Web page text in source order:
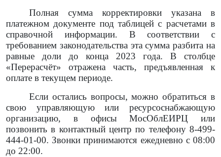
Полная сумма корректировки указана в
платежном документе под таблицей с расчетами в
справочной информации. В соответствии с
требованием законодательства эта сумма разбита на
равные доли до конца 2023 года. В столбце
«Перерасчёт» отражена часть, предъявленная к
оплате в текущем периоде.
Если остались вопросы, можно обратиться в
свою управляющую или ресурсоснабжающую
организацию, в офисы МосОблЕИРЦ или
позвонить в контактный центр по телефону 8-499-
444-01-00. Звонки принимаются ежедневно с 08:00
до 22:00.